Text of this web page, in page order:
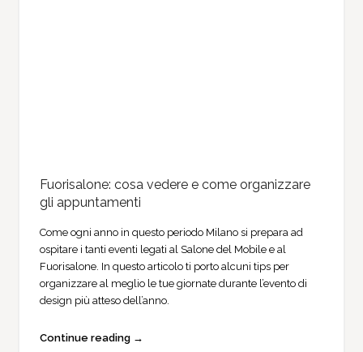
Fuorisalone: cosa vedere e come organizzare
gli appuntamenti
Come ogni anno in questo periodo Milano si prepara ad
ospitare i tanti eventi legati al Salone del Mobile e al
Fuorisalone. In questo articolo ti porto alcuni tips per
organizzare al meglio le tue giornate durante l’evento di
design più atteso dell’anno.
Continue reading →